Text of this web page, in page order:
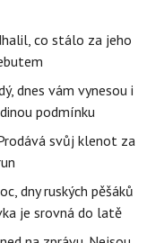
co stálo za jeho
dnes vám vynesou i
podmínku
svůj klenot za
dny ruských pěšáků
je srovná do latě